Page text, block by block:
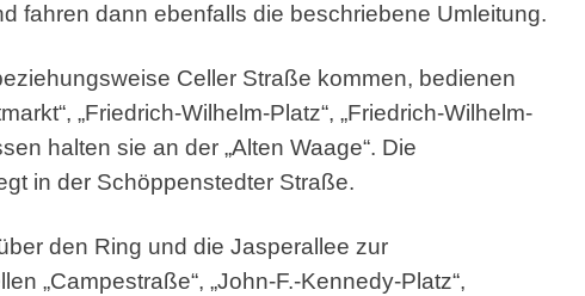
fahren dann ebenfalls die beschriebene Umleitung.
Celler Straße kommen, bedienen
„Friedrich-Wilhelm-Platz“, „Friedrich-Wilhelm-
halten sie an der „Alten Waage“. Die
in der Schöppenstedter Straße.
den Ring und die Jasperallee zur
„Campestraße“, „John-F.-Kennedy-Platz“,